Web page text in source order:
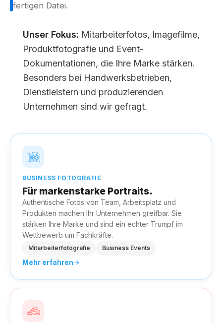
fertigen Datei.
Unser Fokus: Mitarbeiterfotos, Imagefilme,
Produktfotografie und Event-
Dokumentationen, die Ihre Marke stärken.
Besonders bei Handwerksbetrieben,
Dienstleistern und produzierenden
Unternehmen sind wir gefragt.
BUSINESS FOTOGRAFIE
Für markenstarke Portraits.
Authentische Fotos von Team, Arbeitsplatz und
Produkten machen Ihr Unternehmen greifbar. Sie
stärken Ihre Marke und sind ein echter Trumpf im
Wettbewerb um Fachkräfte.
Mitarbeiterfotografie Business Events
Mehr erfahren